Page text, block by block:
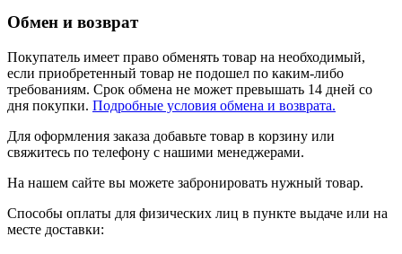
Обмен и возврат
Покупатель имеет право обменять товар на необходимый,
если приобретенный товар не подошел по каким-либо
требованиям. Срок обмена не может превышать 14 дней со
дня покупки. Подробные условия обмена и возврата.
Для оформления заказа добавьте товар в корзину или
свяжитесь по телефону с нашими менеджерами.
На нашем сайте вы можете забронировать нужный товар.
Способы оплаты для физических лиц в пункте выдаче или на
месте доставки: